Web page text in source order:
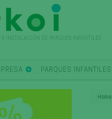
INSTALACIÓN DE PARQUES INFANTILES
PARQUES INFANTILES
Home